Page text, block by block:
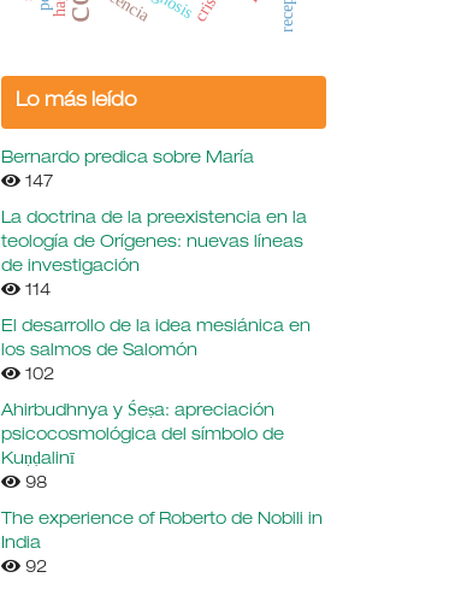
Lo más leído
Bernardo predica sobre María
147
La doctrina de la preexistencia en la
teología de Orígenes: nuevas líneas
de investigación
114
El desarrollo de la idea mesiánica en
los salmos de Salomón
102
Ahirbudhnya y Śeṣa: apreciación
psicocosmológica del símbolo de
Kuṇḍalinī
98
The experience of Roberto de Nobili in
India
92